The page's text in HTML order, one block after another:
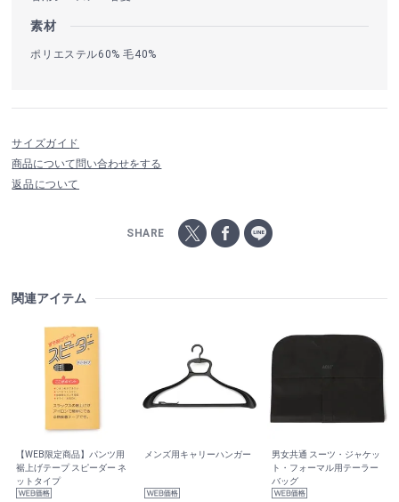
素材
ポリエステル60% 毛40%
サイズガイド
商品について問い合わせをする
返品について
SHARE
関連アイテム
【WEB限定商品】パンツ用
裾上げテープ スピーダー ネ
ットタイプ
メンズ用キャリーハンガー
男女共通 スーツ・ジャケッ
ト・フォーマル用テーラー
バッグ